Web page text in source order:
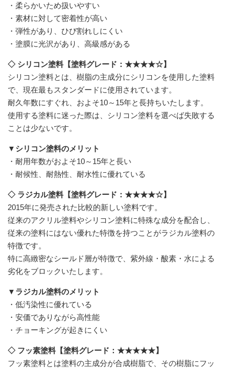
・柔らかいため扱いやすい
・素材に対して密着性が高い
・弾性があり、ひび割れしにくい
・塗膜に光沢があり、高級感がある
◇ シリコン塗料【塗料グレード：★★★★☆】
シリコン塗料とは、樹脂の主成分にシリコンを使用した塗料
で、現在最もスタンダードに使用されています。
耐久年数にすぐれ、およそ10～15年と長持ちいたします。
使用する塗料に迷った際は、シリコン塗料を選べば失敗する
ことは少ないです。
▼シリコン塗料のメリット
・耐用年数がおよそ10～15年と長い
・耐候性、耐熱性、耐水性に優れている
◇ ラジカル塗料【塗料グレード：★★★★☆】
2015年に発売された比較的新しい塗料です。
従来のアクリル塗料やシリコン塗料に特殊な成分を配合し、
従来の塗料にはない優れた特徴を持つことがラジカル塗料の
特徴です。
特に高緻密なシールド層が特徴で、紫外線・酸素・水による
劣化をブロックいたします。
▼ラジカル塗料のメリット
・低汚染性に優れている
・安価でありながら高性能
・チョーキングが起きにくい
◇ フッ素塗料【塗料グレード：★★★★★】
フッ素塗料とは塗料の主成分が合成樹脂で、その樹脂にフッ